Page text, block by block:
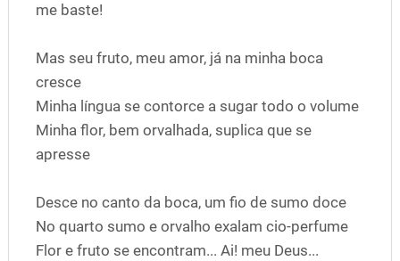
me baste!
Mas seu fruto, meu amor, já na minha boca
cresce
Minha língua se contorce a sugar todo o volume
Minha flor, bem orvalhada, suplica que se
apresse
Desce no canto da boca, um fio de sumo doce
No quarto sumo e orvalho exalam cio-perfume
Flor e fruto se encontram... Ai! meu Deus...